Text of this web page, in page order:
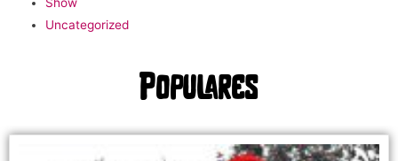
Uncategorized
Populares